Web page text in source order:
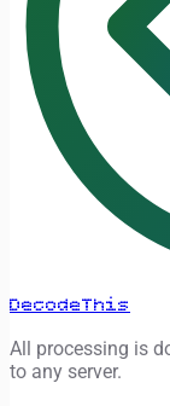
DecodeThis
All processing is
to any server.